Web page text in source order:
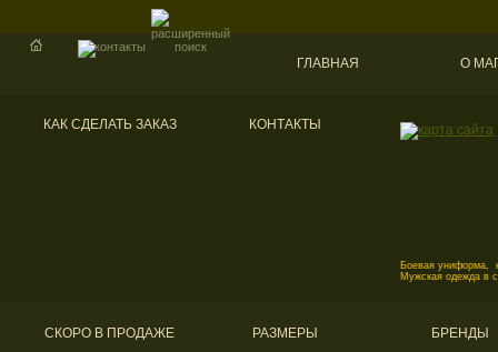
ГЛАВНАЯ О
КАК СДЕЛАТЬ ЗАКАЗ КОНТАКТЫ
Боевая униформа,
Мужская одежда в
СКОРО В ПРОДАЖЕ РАЗМЕРЫ БРЕНДЫ